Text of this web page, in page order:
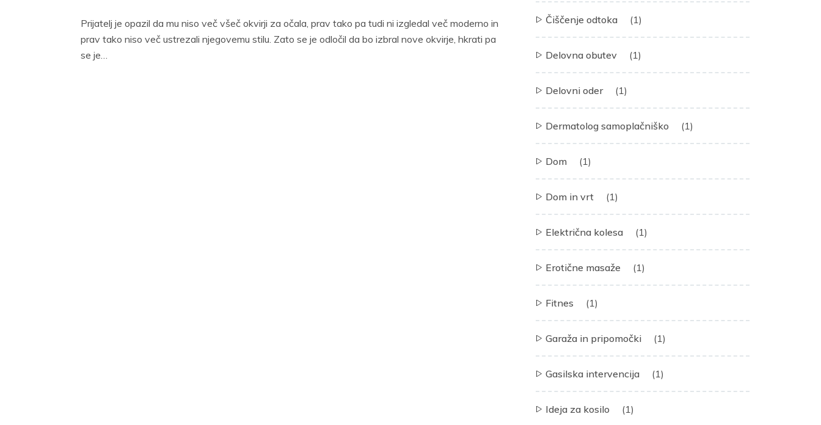
Prijatelj je opazil da mu niso več všeč okvirji za očala, prav tako pa tudi ni izgledal več moderno in
prav tako niso več ustrezali njegovemu stilu. Zato se je odločil da bo izbral nove okvirje, hkrati pa
se je…
Čiščenje odtoka (1)
Delovna obutev (1)
Delovni oder (1)
Dermatolog samoplačniško (1)
Dom (1)
Dom in vrt (1)
Električna kolesa (1)
Erotične masaže (1)
Fitnes (1)
Garaža in pripomočki (1)
Gasilska intervencija (1)
Ideja za kosilo (1)